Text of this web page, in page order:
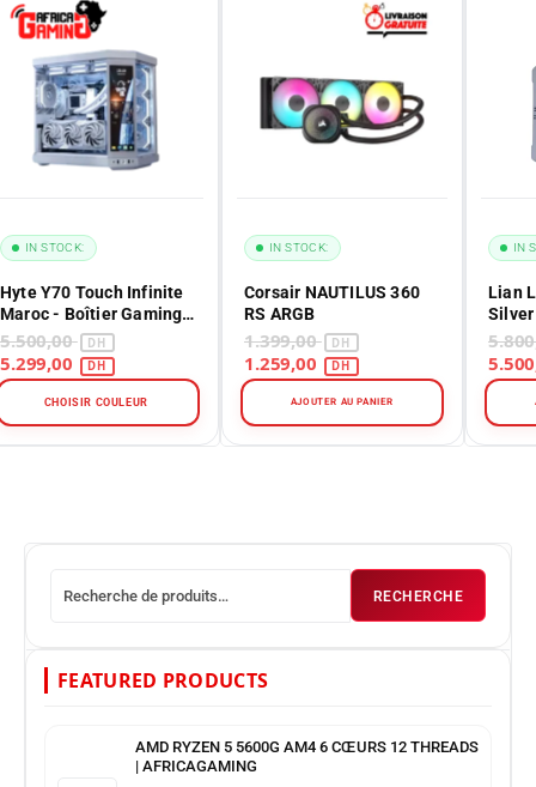
Corsair NAUTILUS 360
RS ARGB
1.399,00
1.259,00
IN STOCK:
AJOUTER AU PANIER
Lian Li ODYSSEY X
Silver
5.800,00
5.500,00
IN STOCK:
AJOUTER AU PANIER
RECHERCHE
FEATURED PRODUCTS
AMD RYZEN 5 5600G AM4 6 CŒURS 12 THREADS
| AFRICAGAMING